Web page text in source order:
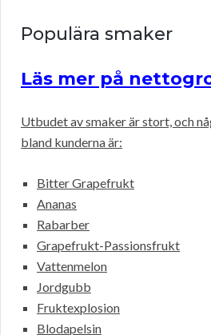
Populära smaker
Läs mer på
Utbudet av smaker är stort, och
bland kunderna är:
Bitter Grapefrukt
Ananas
Rabarber
Grapefrukt-Passionsfrukt
Vattenmelon
Jordgubb
Fruktexplosion
Blodapelsin